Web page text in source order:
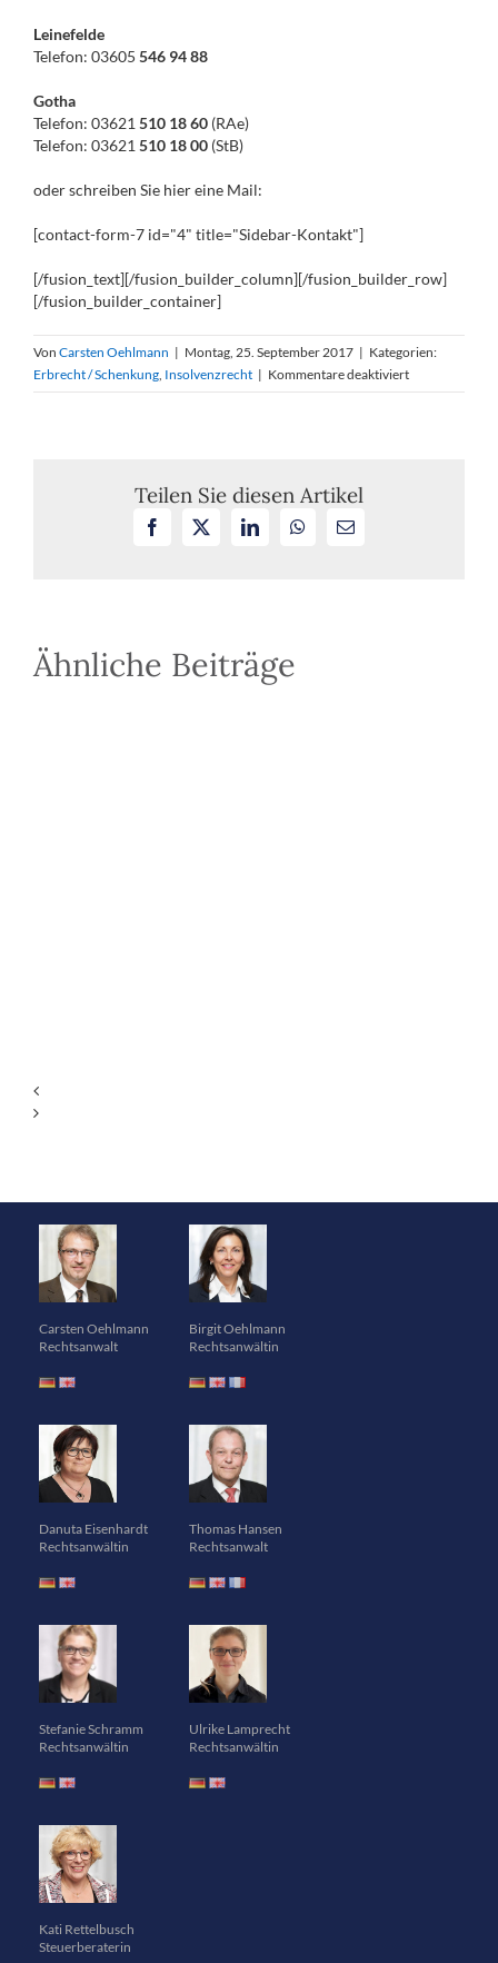
Leinefelde
Telefon: 03605 546 94 88
Gotha
Telefon: 03621 510 18 60 (RAe)
Telefon: 03621 510 18 00 (StB)
oder schreiben Sie hier eine Mail:
[contact-form-7 id="4" title="Sidebar-Kontakt"]
[/fusion_text][/fusion_builder_column][/fusion_builder_row]
[/fusion_builder_container]
Von Carsten Oehlmann | Montag, 25. September 2017 | Kategorien:
Erbrecht / Schenkung Insolvenzrecht | Kommentare deaktiviertfür
Keine
Teilen Sie diesen Artikel
Facebook LinkedInWhatsApp
E-
Ähnliche Beiträge
Carsten Oehlmann
Rechtsanwalt
Birgit Oehlmann
Rechtsanwältin
Danuta Eisenhardt
Rechtsanwältin
Thomas Hansen
Rechtsanwalt
Stefanie Schramm
Rechtsanwältin
Ulrike Lamprecht
Rechtsanwältin
Kati Rettelbusch
Steuerberaterin